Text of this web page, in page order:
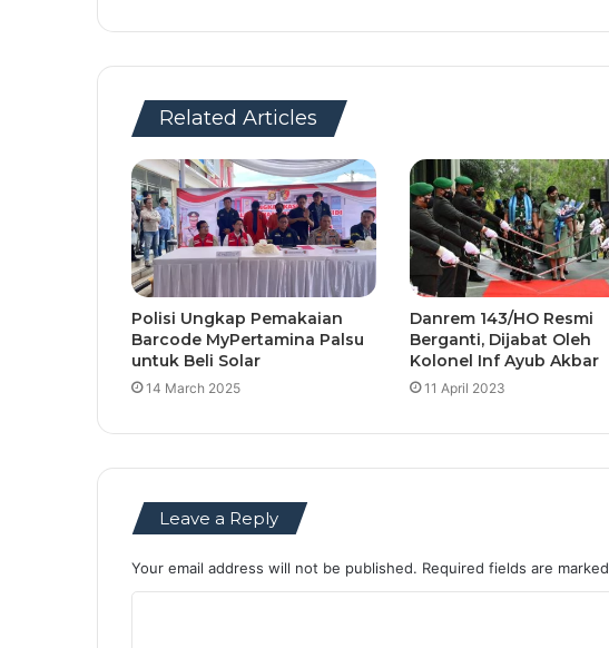
Related Articles
Polisi Ungkap Pemakaian
Barcode MyPertamina Palsu
untuk Beli Solar
14 March 2025
Danrem 143/HO Resmi
Berganti, Dijabat Oleh
Kolonel Inf Ayub Akbar
11 April 2023
Leave a Reply
Your email address will not be published. Required fields are marked